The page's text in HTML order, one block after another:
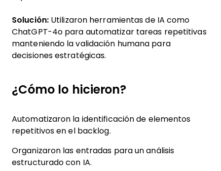
Solución:Utilizaron herramientas de IA como
ChatGPT-4o para automatizar tareas repetitivas
manteniendo la validación humana para
decisiones estratégicas.
¿Cómo lo hicieron?
Automatizaron la identificación de elementos
repetitivos en el backlog.
Organizaron las entradas para un análisis
estructurado con IA.